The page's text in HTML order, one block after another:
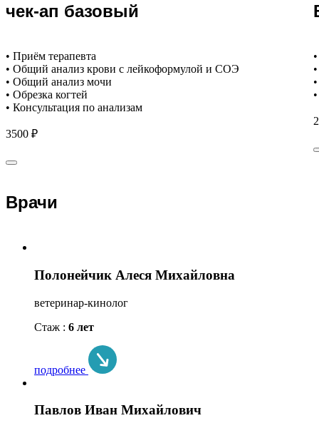
чек-ап базовый
• Приём терапевта
• Общий анализ крови с лейкоформулой и СОЭ
• Общий анализ мочи
• Обрезка когтей
• Консультация по анализам
3500 ₽
Врачи
Полонейчик Алеся Михайловна
ветеринар-кинолог
Стаж : 6 лет
подробнее
Павлов Иван Михайлович